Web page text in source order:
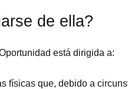
de ella?
está dirigida a:
físicas que, debido a